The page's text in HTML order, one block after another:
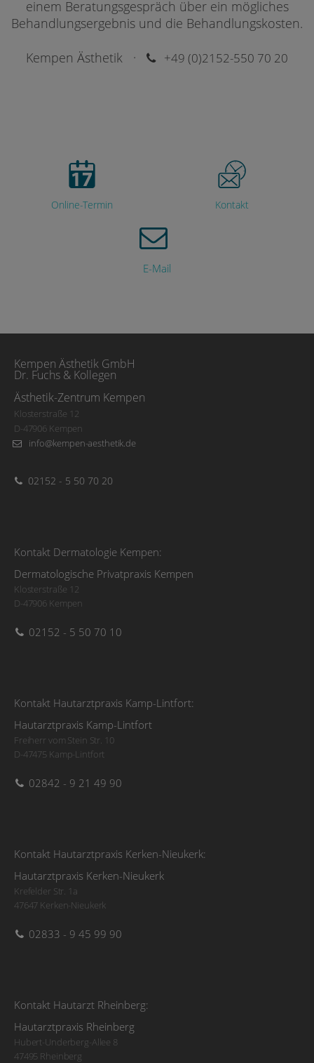
einem Beratungsgespräch über ein mögliches
Behandlungsergebnis und die Behandlungskosten.
Kempen Ästhetik · +49 (0)2152-550 70 20
Online-Termin Kontakt
E-Mail
Kempen Ästhetik GmbH
Dr. Fuchs & Kollegen
Ästhetik-Zentrum Kempen
Klosterstraße 12
D-47906 Kempen
info@kempen-aesthetik.de
02152 - 5 50 70 20
Kontakt Dermatologie Kempen:
Dermatologische Privatpraxis Kempen
Klosterstraße 12
D-47906 Kempen
02152 - 5 50 70 10
Kontakt Hautarztpraxis Kamp-Lintfort:
Hautarztpraxis Kamp-Lintfort
Freiherr vom Stein Str. 10
D-47475 Kamp-Lintfort
02842 - 9 21 49 90
Kontakt Hautarztpraxis Kerken-Nieukerk:
Hautarztpraxis Kerken-Nieukerk
Krefelder Str. 1a
47647 Kerken-Nieukerk
02833 - 9 45 99 90
Kontakt Hautarzt Rheinberg:
Hautarztpraxis Rheinberg
Hubert-Underberg-Allee 8
47495 Rheinberg